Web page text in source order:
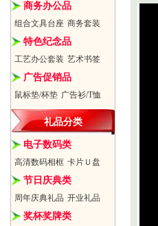
商务办公品
组合文具台座 商务套装
特色纪念品
工艺办公套装 艺术书签
广告促销品
鼠标垫/杯垫 广告衫/T恤
礼品分类
电子数码类
高清数码相框 卡片Ｕ盘
节日庆典类
周年庆典礼品 开业礼品
奖杯奖牌类